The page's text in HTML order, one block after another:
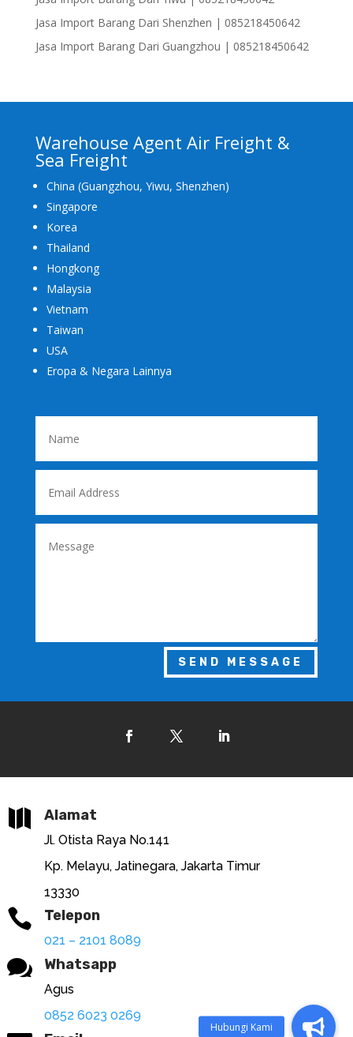
Jasa Import Barang Dari Shenzhen | 085218450642
Jasa Import Barang Dari Guangzhou | 085218450642
Warehouse Agent Air Freight &
Sea Freight
China (Guangzhou, Yiwu, Shenzhen)
Singapore
Korea
Thailand
Hongkong
Malaysia
Vietnam
Taiwan
USA
Eropa & Negara Lainnya
SEND MESSAGE
 Alamat
Jl. Otista Raya No.141
Kp. Melayu, Jatinegara, Jakarta Timur
13330
 Telepon
021 – 2101 8089
 Whatsapp
Agus
0852 6023 0269